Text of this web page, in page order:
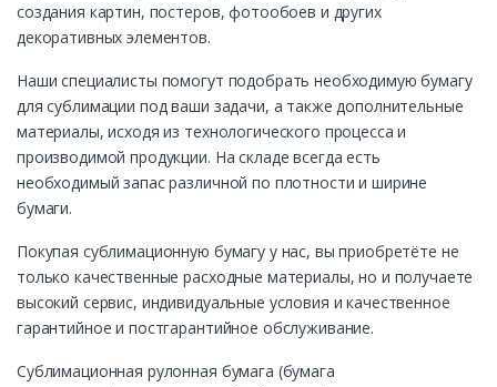
создания картин, постеров, фотообоев и других
декоративных элементов.
Наши специалисты помогут подобрать необходимую бумагу
для сублимации под ваши задачи, а также дополнительные
материалы, исходя из технологического процесса и
производимой продукции. На складе всегда есть
необходимый запас различной по плотности и ширине
бумаги.
Покупая сублимационную бумагу у нас, вы приобретёте не
только качественные расходные материалы, но и получаете
высокий сервис, индивидуальные условия и качественное
гарантийное и постгарантийное обслуживание.
Сублимационная рулонная бумага (бумага